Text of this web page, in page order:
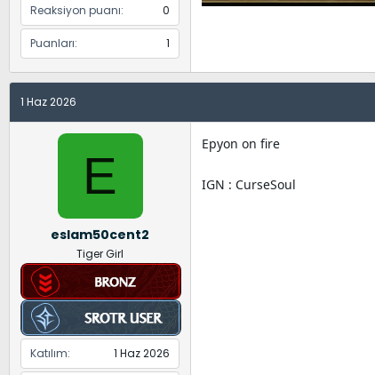
Reaksiyon puanı 0
Puanları 1
1 Haz 2026
E
eslam50cent2
Tiger Girl
Katılım 1 Haz 2026
Epyon on fire
IGN : CurseSoul